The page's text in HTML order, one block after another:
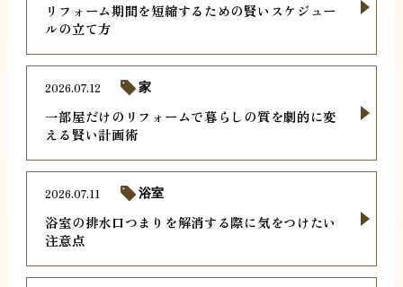
リフォーム期間を短縮するための賢いスケジュー
ルの立て方
一部屋だけのリフォームで暮らしの質を劇的に変
える賢い計画術
2026.07.12 家
浴室の排水口つまりを解消する際に気をつけたい
注意点
2026.07.11 浴室